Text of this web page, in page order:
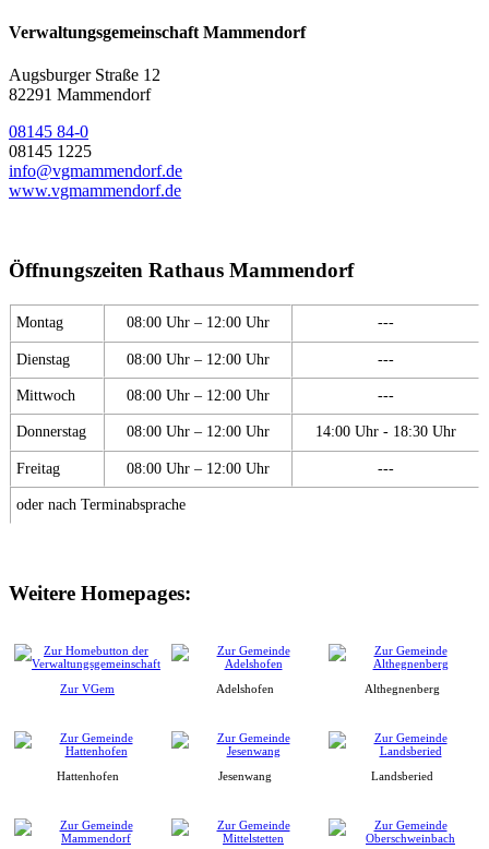
Verwaltungsgemeinschaft Mammendorf
Augsburger Straße 12
82291 Mammendorf
08145 84-0
08145 1225
info@vgmammendorf.de
www.vgmammendorf.de
Öffnungszeiten Rathaus Mammendorf
Montag 08:00 Uhr – 12:00 Uhr ---
Dienstag 08:00 Uhr – 12:00 Uhr ---
Mittwoch 08:00 Uhr – 12:00 Uhr ---
Donnerstag 08:00 Uhr – 12:00 Uhr 14:00 Uhr - 18:30 Uhr
Freitag 08:00 Uhr – 12:00 Uhr ---
oder nach Terminabsprache
Weitere Homepages:
Zur VGem Adelshofen Althegnenberg
Hattenhofen Jesenwang Landsberied